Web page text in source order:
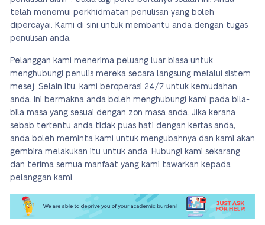
telah menemui perkhidmatan penulisan yang boleh
dipercayai. Kami di sini untuk membantu anda dengan tugas
penulisan anda.
Pelanggan kami menerima peluang luar biasa untuk
menghubungi penulis mereka secara langsung melalui sistem
mesej. Selain itu, kami beroperasi 24/7 untuk kemudahan
anda. Ini bermakna anda boleh menghubungi kami pada bila-
bila masa yang sesuai dengan zon masa anda. Jika kerana
sebab tertentu anda tidak puas hati dengan kertas anda,
anda boleh meminta kami untuk mengubahnya dan kami akan
gembira melakukan itu untuk anda. Hubungi kami sekarang
dan terima semua manfaat yang kami tawarkan kepada
pelanggan kami.